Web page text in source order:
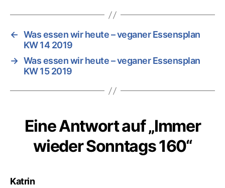
← Was essen wir heute – veganer Essensplan
KW 14 2019
→ Was essen wir heute – veganer Essensplan
KW 15 2019
Eine Antwort auf „Immer
wieder Sonntags 160“
Katrinsagt: